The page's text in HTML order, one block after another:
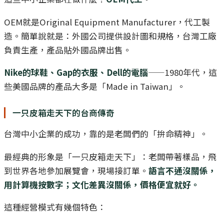
OEM就是Original Equipment Manufacturer，代工製
造。簡單說就是：外國公司提供設計圖和規格，台灣工廠
負責生產，產品貼外國品牌出售。
Nike的球鞋、Gap的衣服、Dell的電腦——1980年代，這
些美國品牌的產品大多是「Made in Taiwan」。
一只皮箱走天下的台商傳奇
台灣中小企業的成功，靠的是老闆們的「拚命精神」。
最經典的形象是「一只皮箱走天下」：老闆帶著樣品，飛
到世界各地參加展覽會，現場接訂單。 語言不通沒關係，
用計算機按數字；文化差異沒關係，價格便宜就好。
這種經營模式有幾個特色：